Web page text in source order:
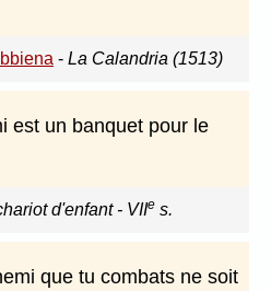
- La Calandria (1513)
est un banquet pour le
d'enfant - VIIes.
que tu combats ne soit